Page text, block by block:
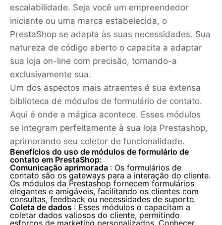
escalabilidade. Seja você um empreendedor
iniciante ou uma marca estabelecida, o
PrestaShop se adapta às suas necessidades. Sua
natureza de código aberto o capacita a adaptar
sua loja on-line com precisão, tornando-a
exclusivamente sua.
Um dos aspectos mais atraentes é sua extensa
biblioteca de módulos de formulário de contato.
Aqui é onde a mágica acontece. Esses módulos
se integram perfeitamente à sua loja Prestashop,
aprimorando seu coletor de funcionalidade.
Benefícios do uso de módulos de formulário de
contato em PrestaShop:
Comunicação aprimorada : Os formulários de
contato são os gateways para a interação do cliente.
Os módulos da Prestashop fornecem formulários
elegantes e amigáveis, facilitando os clientes com
consultas, feedback ou necessidades de suporte.
Coleta de dados : Esses módulos o capacitam a
coletar dados valiosos do cliente, permitindo